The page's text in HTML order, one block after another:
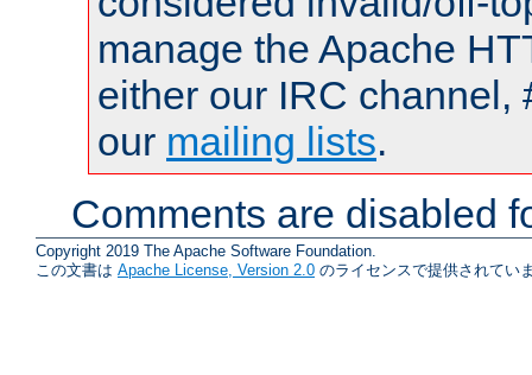
manage the Apache
either our IRC channel,
our mailing lists.
Comments are disabled
Copyright 2019 The Apache Software Foundation.
この文書は Apache License, Version 2.0 のライセンスで提供されてい